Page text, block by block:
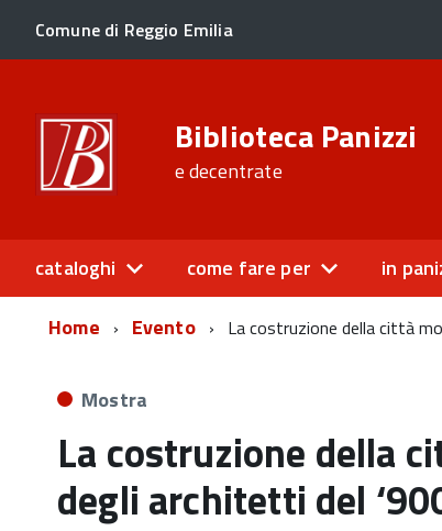
Comune di Reggio Emilia
Biblioteca Panizzi
e decentrate
cataloghi come fare per in
Home
Evento La costruzione della città
Mostra
La costruzione della
degli architetti del